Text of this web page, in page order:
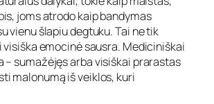
joms atrodo kaip bandymas
vienu šlapiu degtuku. Tai ne tik
visiška emocinė sausra. Mediciniškai
– sumažėjęs arba visiškai prarastas
malonumą iš veiklos, kuri